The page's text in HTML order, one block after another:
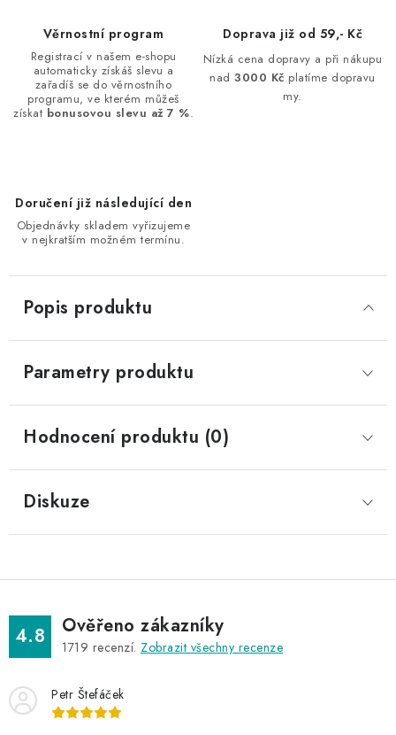
Věrnostní program
Registrací v našem e-shopu
automaticky získáš slevu a
zařadíš se do věrnostního
programu, ve kterém můžeš
získat bonusovou slevu až 7 %.
Doprava již od 59,- Kč
Nízká cena dopravy a při nákupu
nad3000 Kč platíme dopravu
my.
Doručení již následující den
Objednávky skladem vyřizujeme
v nejkratším možném termínu.
Popis produktu
Parametry produktu
Hodnocení produktu (0)
Diskuze
4.8 Ověřeno zákazníky
1719 recenzí. Zobrazit všechny recenze
Petr Štefáček